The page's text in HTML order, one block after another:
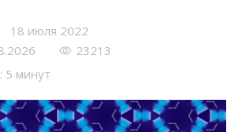
18 июля 2022
23213
5 минут